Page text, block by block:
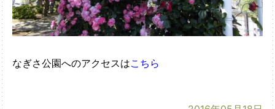
なぎさ公園へのアクセスはこちら